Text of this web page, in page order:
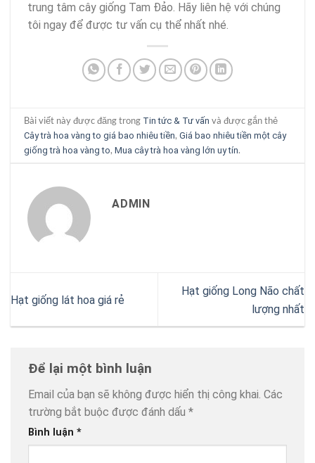
trung tâm cây giống Tam Đảo. Hãy liên hệ với chúng
tôi ngay để được tư vấn cụ thể nhất nhé.
Bài viết này được đăng trong Tin tức & Tư vấn và được gắn thẻ
Cây trà hoa vàng to giá bao nhiêu tiền,Giá bao nhiêu tiền một cây
giống trà hoa vàng to,Mua cây trà hoa vàng lớn uy tín.
ADMIN
Hạt giống lát hoa giá rẻ
Hạt giống Long Não chất
lượng nhất
Để lại một bình luận
Email của bạn sẽ không được hiển thị công khai. Các
trường bắt buộc được đánh dấu *
Bình luận *